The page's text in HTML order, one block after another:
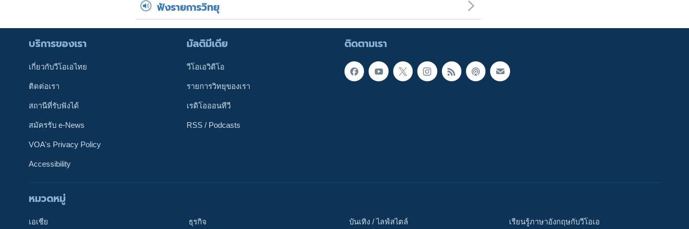
ติดตามเรา
ฟังรายการวิทยุ
ติดตามเรา
บริการของเรา
เกี่ยวกับวีโอเอไทย
ติดต่อเรา
สถานีที่รับฟังได้
สมัครรับ e-News
VOA's Privacy Policy
Accessibility
มัลติมีเดีย
วีโอเอวิดีโอ
รายการวิทยุของเรา
เรดิโอออนทีวี
RSS / Podcasts
หมวดหมู่
เอเชีย ธุรกิจ บันเทิง / ไลฟ์สไตล์ เรียนรู้ภาษาอังกฤษกับวีโอเอ